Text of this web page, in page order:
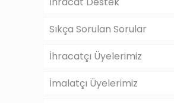
Sıkça Sorulan Sorular
İhracatçı Üyelerimiz
İmalatçı Üyelerimiz